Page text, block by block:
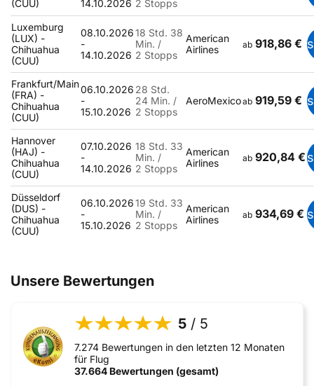
(CUU)
14.10.2026 2 Stopps
Luxemburg
(LUX) -
Chihuahua
(CUU)
08.10.2026
-
14.10.2026
18 Std. 38
Min. /
2 Stopps
American
Airlines
ab 918,86 €
Frankfurt/Main
(FRA) -
Chihuahua
(CUU)
06.10.2026
-
15.10.2026
28 Std.
24 Min. /
2 Stopps
AeroMexicoab 919,59 €
Hannover
(HAJ) -
Chihuahua
(CUU)
07.10.2026
-
14.10.2026
18 Std. 33
Min. /
2 Stopps
American
Airlines
ab 920,84 €
Düsseldorf
(DUS) -
Chihuahua
(CUU)
06.10.2026
-
15.10.2026
19 Std. 33
Min. /
2 Stopps
American
Airlines
ab 934,69 €
Unsere Bewertungen
5 / 5
7.274 Bewertungen in den letzten 12 Monaten
für Flug
37.664 Bewertungen (gesamt)